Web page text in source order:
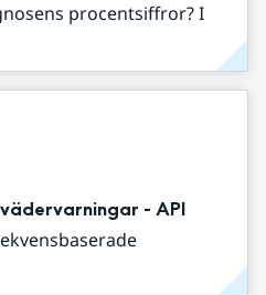
procentsiffror? I
- API